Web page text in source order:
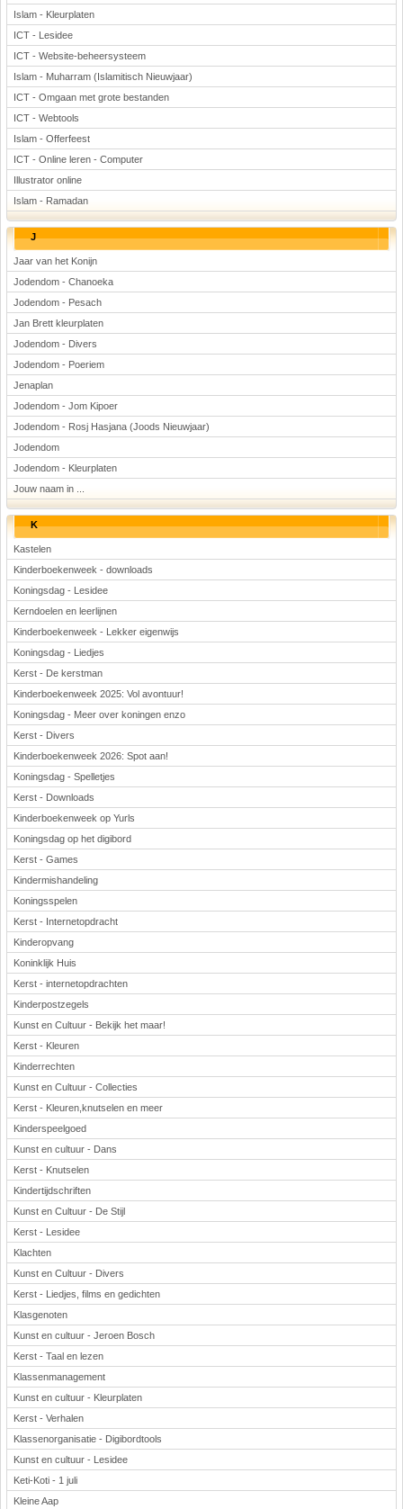
Islam - Kleurplaten
ICT - Lesidee
ICT - Website-beheersysteem
Islam - Muharram (Islamitisch Nieuwjaar)
ICT - Omgaan met grote bestanden
ICT - Webtools
Islam - Offerfeest
ICT - Online leren - Computer
Illustrator online
Islam - Ramadan
J
Jaar van het Konijn
Jodendom - Chanoeka
Jodendom - Pesach
Jan Brett kleurplaten
Jodendom - Divers
Jodendom - Poeriem
Jenaplan
Jodendom - Jom Kipoer
Jodendom - Rosj Hasjana (Joods Nieuwjaar)
Jodendom
Jodendom - Kleurplaten
Jouw naam in ...
K
Kastelen
Kinderboekenweek - downloads
Koningsdag - Lesidee
Kerndoelen en leerlijnen
Kinderboekenweek - Lekker eigenwijs
Koningsdag - Liedjes
Kerst - De kerstman
Kinderboekenweek 2025: Vol avontuur!
Koningsdag - Meer over koningen enzo
Kerst - Divers
Kinderboekenweek 2026: Spot aan!
Koningsdag - Spelletjes
Kerst - Downloads
Kinderboekenweek op Yurls
Koningsdag op het digibord
Kerst - Games
Kindermishandeling
Koningsspelen
Kerst - Internetopdracht
Kinderopvang
Koninklijk Huis
Kerst - internetopdrachten
Kinderpostzegels
Kunst en Cultuur - Bekijk het maar!
Kerst - Kleuren
Kinderrechten
Kunst en Cultuur - Collecties
Kerst - Kleuren,knutselen en meer
Kinderspeelgoed
Kunst en cultuur - Dans
Kerst - Knutselen
Kindertijdschriften
Kunst en Cultuur - De Stijl
Kerst - Lesidee
Klachten
Kunst en Cultuur - Divers
Kerst - Liedjes, films en gedichten
Klasgenoten
Kunst en cultuur - Jeroen Bosch
Kerst - Taal en lezen
Klassenmanagement
Kunst en cultuur - Kleurplaten
Kerst - Verhalen
Klassenorganisatie - Digibordtools
Kunst en cultuur - Lesidee
Keti-Koti - 1 juli
Kleine Aap